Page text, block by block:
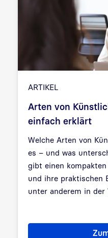
ARTIKEL
Arten von
einfach erklärt
Welche Arten von
es – und was
gibt einen
und ihre praktischen
unter anderem in der